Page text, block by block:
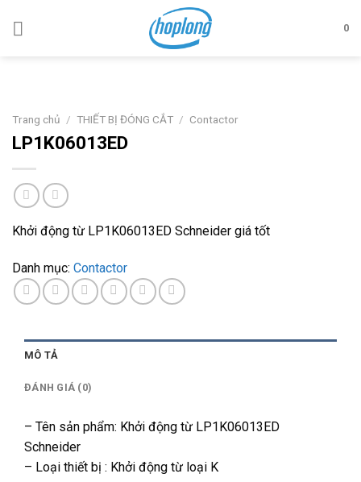
0
Trang chủ / THIẾT BỊ ĐÓNG CẮT / Contactor
LP1K06013ED
Khởi động từ LP1K06013ED Schneider giá tốt
Danh mục: Contactor
MÔ TẢ
ĐÁNH GIÁ (0)
– Tên sản phẩm: Khởi động từ LP1K06013ED
Schneider
– Loại thiết bị : Khởi động từ loại K